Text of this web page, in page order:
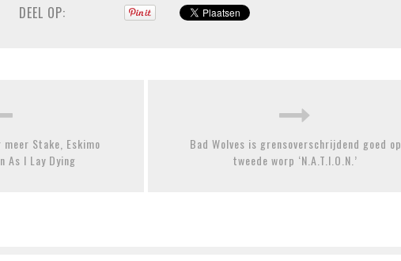
DEEL OP:
Stake, Eskimo
As I Lay Dying
Bad Wolves is grensoverschrijdend goed op
tweede worp ‘N.A.T.I.O.N.’